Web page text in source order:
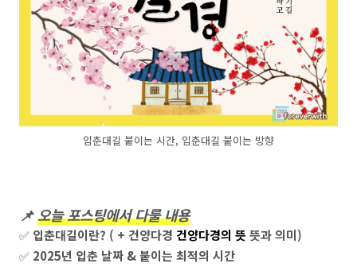
입춘대길 붙이는 시간, 입춘대길 붙이는 방향
📌오늘 포스팅에서 다룰 내용
✅ 입춘대길이란? ( + 건양다경 건양다경의 뜻 뜻과 의미)
✅ 2025년 입춘 날짜 & 붙이는 최적의 시간